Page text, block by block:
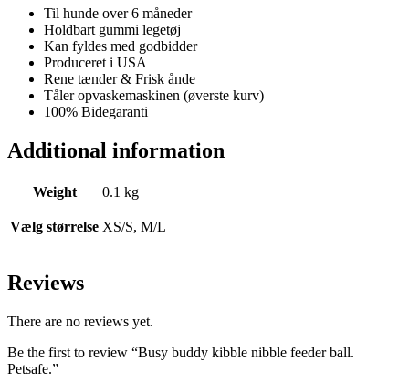
Til hunde over 6 måneder
Holdbart gummi legetøj
Kan fyldes med godbidder
Produceret i USA
Rene tænder & Frisk ånde
Tåler opvaskemaskinen (øverste kurv)
100% Bidegaranti
Additional information
Weight 0.1 kg
Vælg størrelse XS/S, M/L
Reviews
There are no reviews yet.
Be the first to review “Busy buddy kibble nibble feeder ball.
Petsafe.”